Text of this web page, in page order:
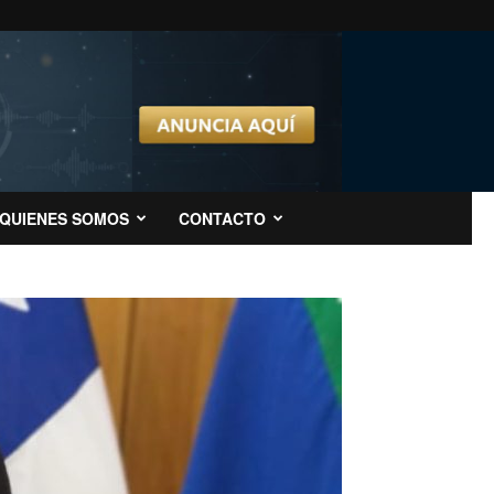
QUIENES SOMOS CONTACTO